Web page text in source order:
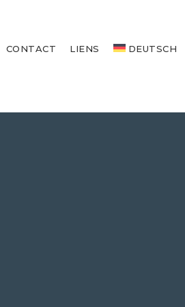
CONTACT LIENS DEUTSCH